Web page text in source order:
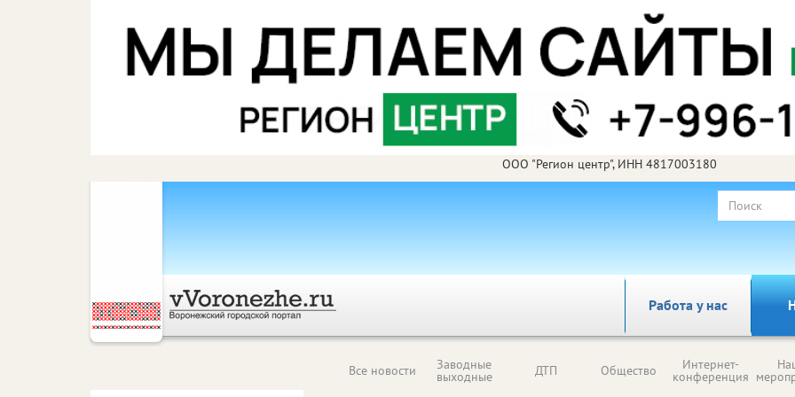
ООО "Регион центр", ИНН 4817003180
Работа у нас
Все новости Заводные
выходные ДТП Общество Интернет-
конференция